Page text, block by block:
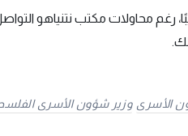
رغم محاولات مكتب نتنياهو
الأسرى وزير شؤون الأسرى